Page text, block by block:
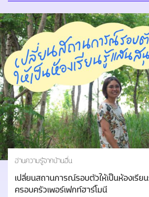
อ่านความรู้จากบ้านอื่น
เปลี่ยนสถานการณ์รอบตัวให้เป็นห้องเรีย
ครอบครัวเพอร์เฟกท์ฮาร์โมนี